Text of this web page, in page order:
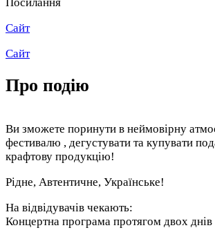
Сайт
Сайт
Про подію
Ви зможете поринути в неймовірну
фестивалю , дегустувати та купувати
крафтову продукцію!
Рідне, Автентичне, Українське!
На відвідувачів чекають:
Концертна програма протягом двох днів